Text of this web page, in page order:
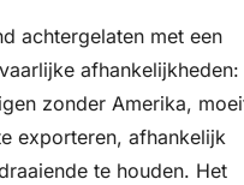
achtergelaten met een
afhankelijkheden:
zonder Amerika,
exporteren, afhankelijk
te houden. Het